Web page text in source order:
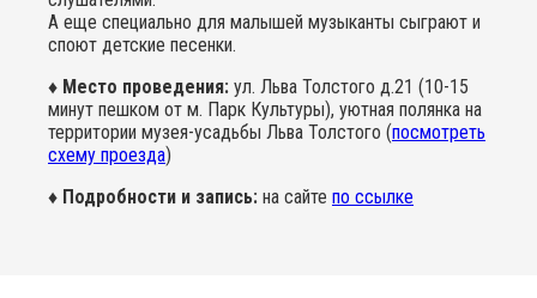
А еще специально для малышей музыканты сыграют и
споют детские песенки.
♦ Место проведения: ул. Льва Толстого д.21 (10-15
минут пешком от м. Парк Культуры), уютная полянка на
территории музея-усадьбы Льва Толстого (посмотреть
схему проезда)
♦ Подробности и запись: на сайте по ссылке